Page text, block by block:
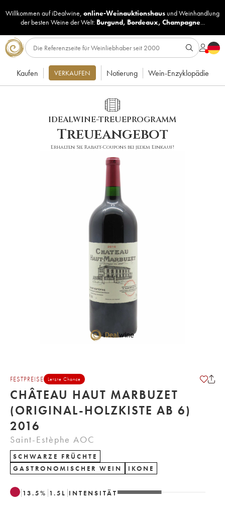
Willkommen auf iDealwine, online-Weinauktionshaus undWeinhandlung
der besten Weine der Welt: Burgund, Bordeaux, Champagne...
Kaufen VERKAUFEN Notierung Wein-Enzyklopädie
IDEALWINE-TREUEPROGRAMM
Treueangebot
Erhalten Sie Rabatt-Coupons bei jedem Einkauf!
FESTPREISE Letzte Chance
CHÂTEAU HAUT MARBUZET
(ORIGINAL-HOLZKISTE AB 6)
2016
Saint-Estèphe AOC
SCHWARZE FRÜCHTE
GASTRONOMISCHER WEIN
IKONE
13.5% 1.5 L INTENSITÄT